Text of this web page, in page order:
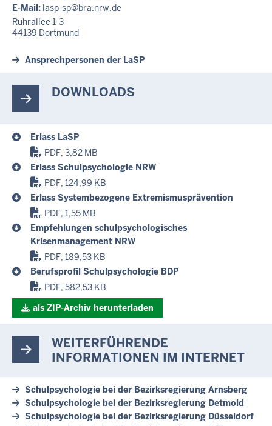
E-Mail: lasp-sp@bra.nrw.de
Ruhrallee 1-3
44139 Dortmund
Ansprechpersonen der LaSP
DOWNLOADS
Erlass LaSP
PDF, 3,82 MB
Erlass Schulpsychologie NRW
PDF, 124,99 KB
Erlass Systembezogene Extremismusprävention
PDF, 1,55 MB
Empfehlungen schulpsychologisches
Krisenmanagement NRW
PDF, 189,53 KB
Berufsprofil Schulpsychologie BDP
PDF, 582,53 KB
als ZIP-Archiv herunterladen
WEITERFÜHRENDE
INFORMATIONEN IM INTERNET
Schulpsychologie bei der Bezirksregierung Arnsberg
Schulpsychologie bei der Bezirksregierung Detmold
Schulpsychologie bei der Bezirksregierung Düsseldorf